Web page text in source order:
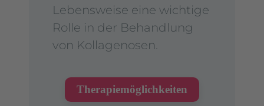
Lebensweise eine wichtige
Rolle in der Behandlung
von Kollagenosen.
Therapiemöglichkeiten